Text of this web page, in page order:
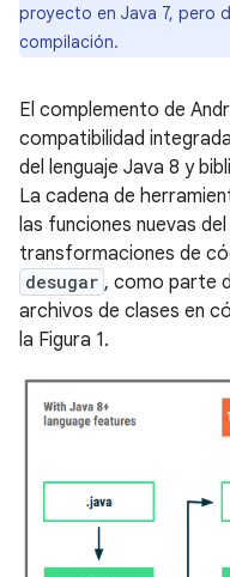
proyecto en Java 7, pero
compilación.
El complemento de
compatibilidad
del lenguaje Java 8 y
La cadena de
las funciones nuevas
transformaciones de
desugar , como parte
archivos de clases en
la Figura 1.